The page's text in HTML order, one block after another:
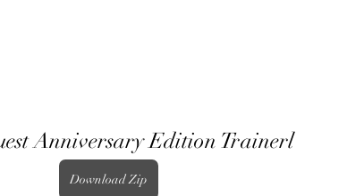
Anniversary Edition Trainerl
Download Zip